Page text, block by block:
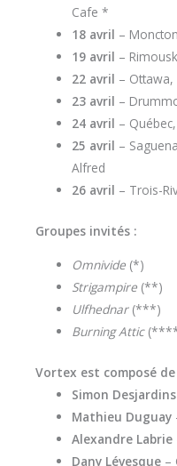
Cafe *
18 avril –
19 avril –
22 avril –
23 avril –
24 avril –
25 avril –
Alfred
26 avril – Trois-
Groupes invités :
Omnivide (*)
Strigampire (**)
Ulfhednar(***)
Burning Attic
Vortex est composé de
Simon Desjardins
Mathieu Duguay
Alexandre Labrie
Dany Lévesque –